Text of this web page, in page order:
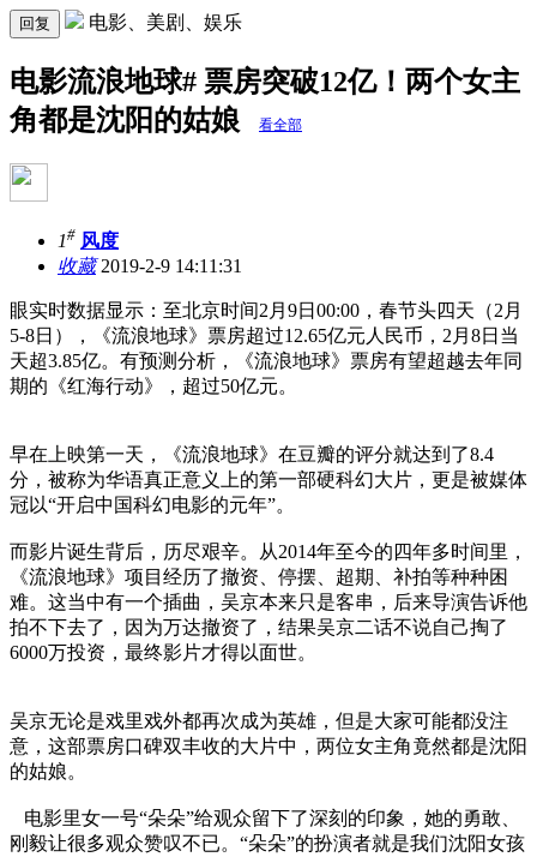
回复 电影、美剧、娱乐
电影流浪地球# 票房突破12亿！两个女主
角都是沈阳的姑娘
看全部
1# 风度
收藏2019-2-9 14:11:31
眼实时数据显示：至北京时间2月9日00:00，春节头四天（2月
5-8日），《流浪地球》票房超过12.65亿元人民币，2月8日当
天超3.85亿。有预测分析，《流浪地球》票房有望超越去年同
期的《红海行动》，超过50亿元。
早在上映第一天，《流浪地球》在豆瓣的评分就达到了8.4
分，被称为华语真正意义上的第一部硬科幻大片，更是被媒体
冠以“开启中国科幻电影的元年”。
而影片诞生背后，历尽艰辛。从2014年至今的四年多时间里，
《流浪地球》项目经历了撤资、停摆、超期、补拍等种种困
难。这当中有一个插曲，吴京本来只是客串，后来导演告诉他
拍不下去了，因为万达撤资了，结果吴京二话不说自己掏了
6000万投资，最终影片才得以面世。
吴京无论是戏里戏外都再次成为英雄，但是大家可能都没注
意，这部票房口碑双丰收的大片中，两位女主角竟然都是沈阳
的姑娘。
电影里女一号“朵朵”给观众留下了深刻的印象，她的勇敢、
刚毅让很多观众赞叹不已。“朵朵”的扮演者就是我们沈阳女孩